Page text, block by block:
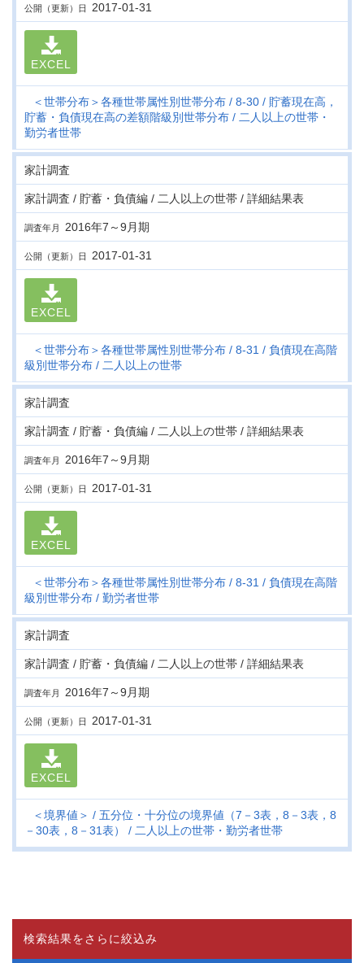
公開（更新）日 2017-01-31
EXCEL
＜世帯分布＞各種世帯属性別世帯分布 8-30
貯蓄現在高，
貯蓄・負債現在高の差額階級別世帯分布
二人以上の世帯・
勤労者世帯
家計調査
家計調査 / 貯蓄・負債編 / 二人以上の世帯 / 詳細結果表
調査年月 2016年7～9月期
公開（更新）日 2017-01-31
EXCEL
＜世帯分布＞各種世帯属性別世帯分布 8-31
負債現在高階
級別世帯分布
二人以上の世帯
家計調査
家計調査 / 貯蓄・負債編 / 二人以上の世帯 / 詳細結果表
調査年月 2016年7～9月期
公開（更新）日 2017-01-31
EXCEL
＜世帯分布＞各種世帯属性別世帯分布 8-31
負債現在高階
級別世帯分布
勤労者世帯
家計調査
家計調査 / 貯蓄・負債編 / 二人以上の世帯 / 詳細結果表
調査年月 2016年7～9月期
公開（更新）日 2017-01-31
EXCEL
＜境界値＞
五分位・十分位の境界値（7－3表，8－3表，8
－30表，8－31表）
二人以上の世帯・勤労者世帯
検索結果をさらに絞込み